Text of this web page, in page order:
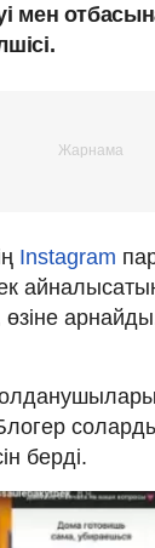
мен
Instagram
берді.